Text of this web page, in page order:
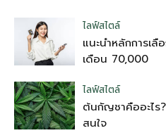
ไลฟ์สไตล์
แนะนำหลักการเลื
เดือน 70,000
ไลฟ์สไตล์
ต้นกัญชาคืออะไร
สนใจ